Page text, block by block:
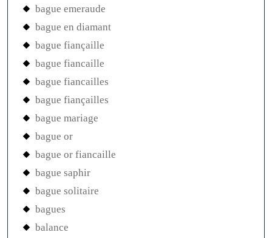
bague emeraude
bague en diamant
bague fiançaille
bague fiancaille
bague fiancailles
bague fiançailles
bague mariage
bague or
bague or fiancaille
bague saphir
bague solitaire
bagues
balance